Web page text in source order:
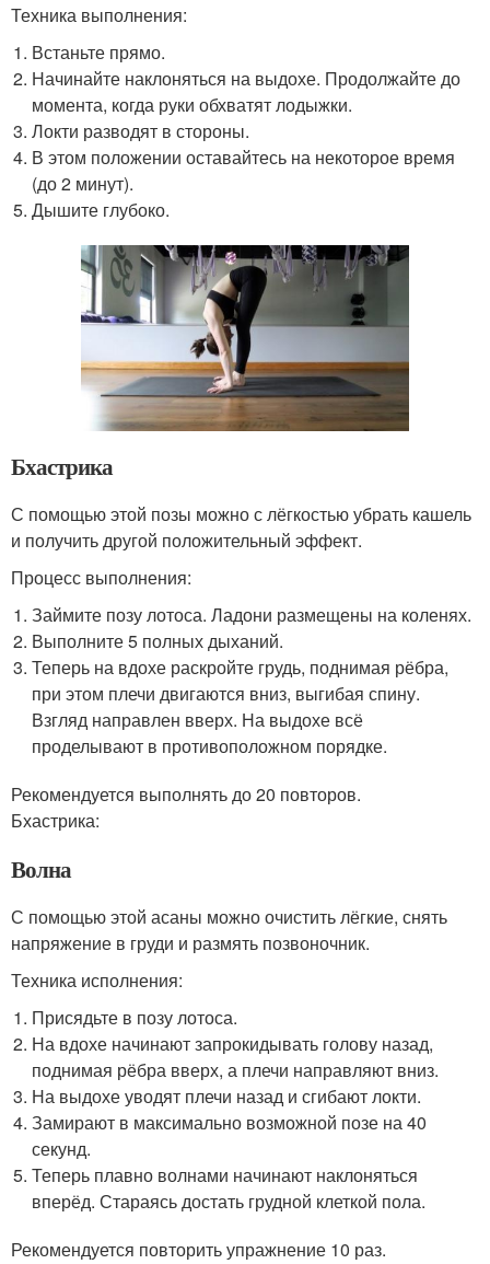
Техника выполнения:
Встаньте прямо.
Начинайте наклоняться на выдохе. Продолжайте до
момента, когда руки обхватят лодыжки.
Локти разводят в стороны.
В этом положении оставайтесь на некоторое время
(до 2 минут).
Дышите глубоко.
Бхастрика
С помощью этой позы можно с лёгкостью убрать кашель
и получить другой положительный эффект.
Процесс выполнения:
Займите позу лотоса. Ладони размещены на коленях.
Выполните 5 полных дыханий.
Теперь на вдохе раскройте грудь, поднимая рёбра,
при этом плечи двигаются вниз, выгибая спину.
Взгляд направлен вверх. На выдохе всё
проделывают в противоположном порядке.
Рекомендуется выполнять до 20 повторов.
Бхастрика:
Волна
С помощью этой асаны можно очистить лёгкие, снять
напряжение в груди и размять позвоночник.
Техника исполнения:
Присядьте в позу лотоса.
На вдохе начинают запрокидывать голову назад,
поднимая рёбра вверх, а плечи направляют вниз.
На выдохе уводят плечи назад и сгибают локти.
Замирают в максимально возможной позе на 40
секунд.
Теперь плавно волнами начинают наклоняться
вперёд. Стараясь достать грудной клеткой пола.
Рекомендуется повторить упражнение 10 раз.